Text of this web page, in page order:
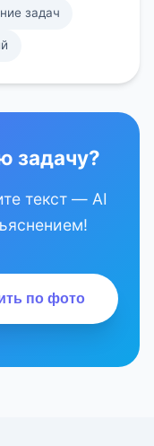
задач
задачу?
текст — AI
по фото